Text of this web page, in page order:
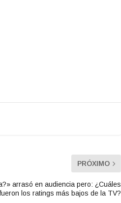
PRÓXIMO
arrasó en audiencia pero: ¿Cuáles
los ratings más bajos de la TV?